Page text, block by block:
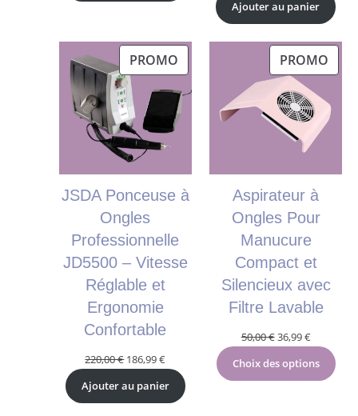
initial
200,00 €.
actuel
192,99 €.
Ajouter au panier
PROMOPRODUIT
PROMOTION
JSDA Ponceuse à
Ongles
Professionnelle
JD5500 – Vitesse
Réglable et
Ergonomie
Confortable
220,00€ Le
initial
186,99€Le
prix
actuel
Ajouter au panier
PROMO
Aspirateur à
Ongles Pour
Manucure
Compact et
Silencieux avec
Filtre Lavable
50,00€Le
initial
36,99€Le
prix
actuel
Choix des options